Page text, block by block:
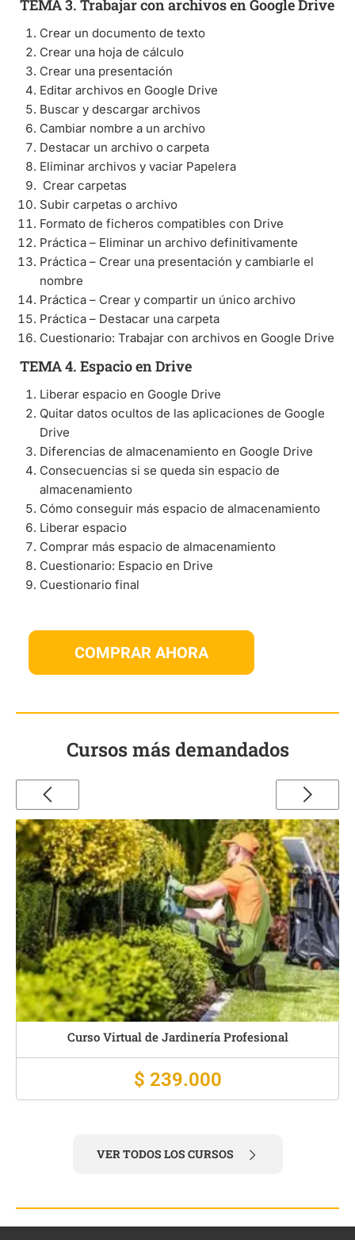
TEMA 3. Trabajar con archivos en Google Drive
Crear un documento de texto
Crear una hoja de cálculo
Crear una presentación
Editar archivos en Google Drive
Buscar y descargar archivos
Cambiar nombre a un archivo
Destacar un archivo o carpeta
Eliminar archivos y vaciar Papelera
Crear carpetas
Subir carpetas o archivo
Formato de ficheros compatibles con Drive
Práctica – Eliminar un archivo definitivamente
Práctica – Crear una presentación y cambiarle el
nombre
Práctica – Crear y compartir un único archivo
Práctica – Destacar una carpeta
Cuestionario: Trabajar con archivos en Google Drive
TEMA 4. Espacio en Drive
Liberar espacio en Google Drive
Quitar datos ocultos de las aplicaciones de Google
Drive
Diferencias de almacenamiento en Google Drive
Consecuencias si se queda sin espacio de
almacenamiento
Cómo conseguir más espacio de almacenamiento
Liberar espacio
Comprar más espacio de almacenamiento
Cuestionario: Espacio en Drive
Cuestionario final
COMPRAR AHORA
Cursos más demandados
Curso Virtual de Carpintería Metálica,
VER TODOS LOS CURSOS